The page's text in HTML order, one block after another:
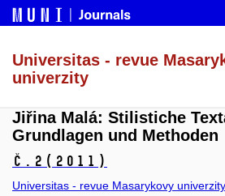
Universitas - revue
univerzity
Jiřina Malá: Stilistiche
Grundlagen und Methoden
č.2 (2011)
Universitas - revue Masarykovy univerzity